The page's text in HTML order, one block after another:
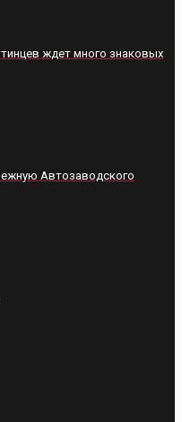
ждет много знаковых
Автозаводского